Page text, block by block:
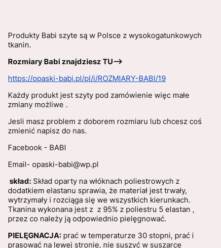
Produkty Babi szyte są w Polsce z wysokogatunkowych
tkanin.
Rozmiary Babi znajdziesz TU-->
https://opaski-babi.pl/pl/i/ROZMIARY-BABI/19
Każdy produkt jest szyty pod zamówienie więc małe
zmiany możliwe .
Jesli masz problem z doborem rozmiaru lub chcesz coś
zmienić napisz do nas.
Facebook - BABI
Email- opaski-babi@wp.pl
skład: Skład oparty na włóknach poliestrowych z
dodatkiem elastanu sprawia, że materiał jest trwały,
wytrzymały i rozciąga się we wszystkich kierunkach.
Tkanina wykonana jest z z 95% z poliestru 5 elastan ,
przez co należy ją odpowiednio pielęgnować.
PIELĘGNACJA: prać w temperaturze 30 stopni, prać i
prasować na lewej stronie, nie suszyć w suszarce